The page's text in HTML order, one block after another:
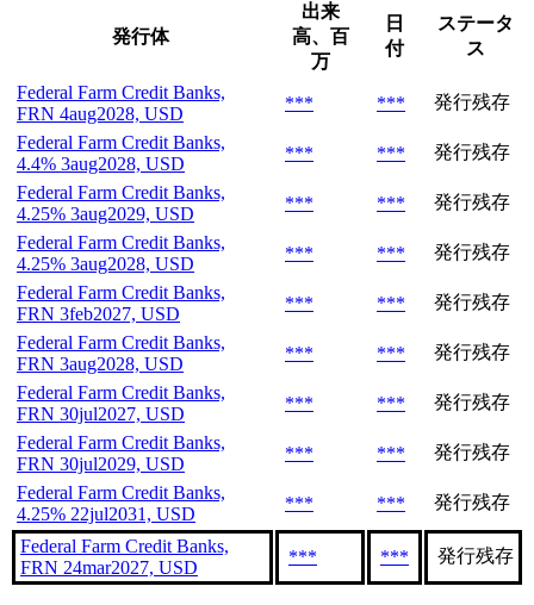
発行体
出来
高、百
万
日
付
ステータ
ス
Federal Farm Credit Banks,
FRN 4aug2028, USD
*** ***
発行残存
Federal Farm Credit Banks,
4.4% 3aug2028, USD
*** ***
発行残存
Federal Farm Credit Banks,
4.25% 3aug2029, USD
*** ***
発行残存
Federal Farm Credit Banks,
4.25% 3aug2028, USD
*** ***
発行残存
Federal Farm Credit Banks,
FRN 3feb2027, USD
*** ***
発行残存
Federal Farm Credit Banks,
FRN 3aug2028, USD
*** ***
発行残存
Federal Farm Credit Banks,
FRN 30jul2027, USD
*** ***
発行残存
Federal Farm Credit Banks,
FRN 30jul2029, USD
*** ***
発行残存
Federal Farm Credit Banks,
4.25% 22jul2031, USD
*** *** 発行残存
Federal Farm Credit Banks,
FRN 24mar2027, USD
*** *** 発行残存